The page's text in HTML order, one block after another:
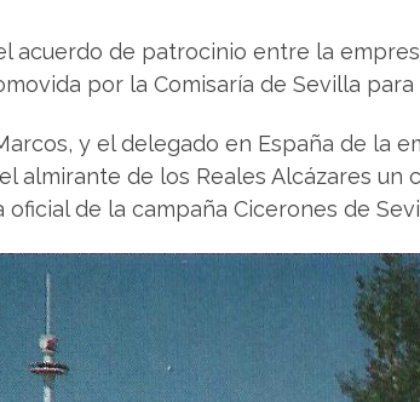
acuerdo de patrocinio entre la
por la Comisaría de Sevilla para
y el delegado en España de la
almirante de los Reales Alcázares
de la campaña Cicerones de